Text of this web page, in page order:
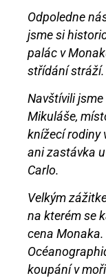
Odpoledne
jsme si
palác v
střídání stráží.
Navštívili
Mikuláše,
knížecí rodiny
ani zastávka
Carlo.
Velkým
na kterém se
cena
koupání v